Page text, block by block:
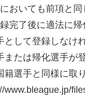
おいても前項と同
完了後に適法に
として登録しなけ
または帰化選手が
籍選手と同様に取
www.bleague.jp/